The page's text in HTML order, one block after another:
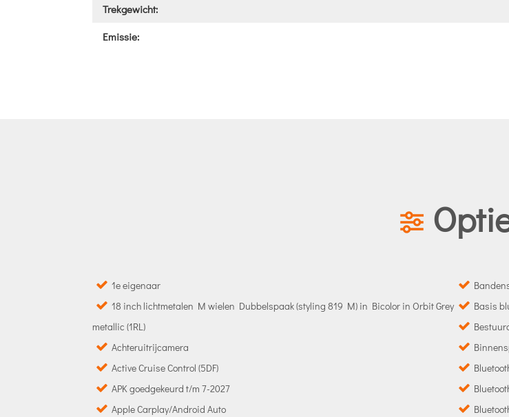
Trekgewicht:
Emissie:
1e eigenaar
18 inch lichtmetalen M wielen Dubbelspaak (styling 819 M) in Bicolor in Orbit Grey
metallic (1RL)
Achteruitrijcamera
Active Cruise Control (5DF)
APK goedgekeurd t/m 7-2027
Apple Carplay/Android Auto
Basis